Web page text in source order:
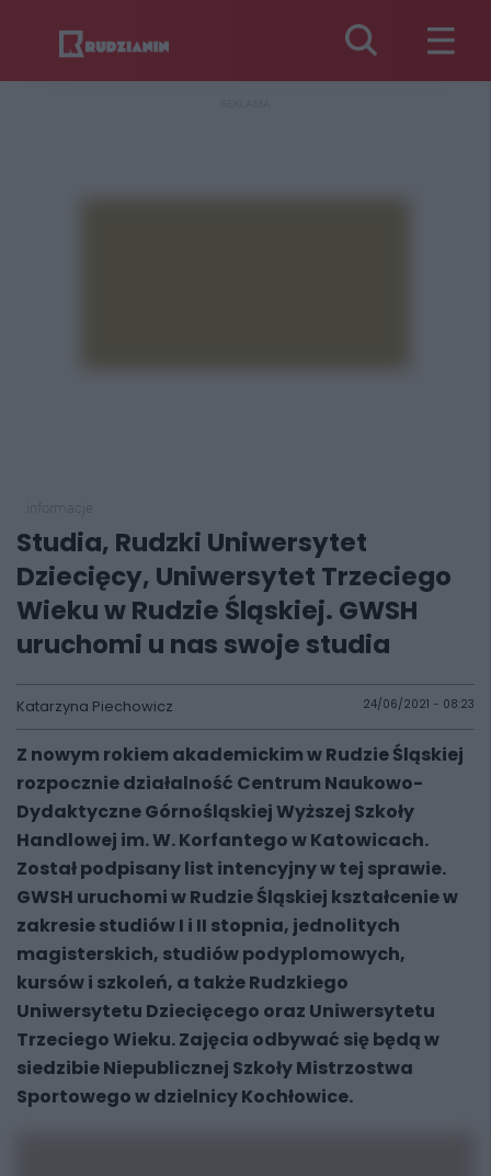
Studia, Rudzki Uniwersytet
Dziecięcy, Uniwersytet Trzeciego
Wieku w Rudzie Śląskiej. GWSH
uruchomi u nas swoje studia
Katarzyna Piechowicz 24/06/2021 - 08:23
Z nowym rokiem akademickim w Rudzie Śląskiej
rozpocznie działalność Centrum Naukowo-
Dydaktyczne Górnośląskiej Wyższej Szkoły
Handlowej im. W. Korfantego w Katowicach.
Został podpisany list intencyjny w tej sprawie.
GWSH uruchomi w Rudzie Śląskiej kształcenie w
zakresie studiów I i II stopnia, jednolitych
magisterskich, studiów podyplomowych,
kursów i szkoleń, a także Rudzkiego
Uniwersytetu Dziecięcego oraz Uniwersytetu
Trzeciego Wieku. Zajęcia odbywać się będą w
siedzibie Niepublicznej Szkoły Mistrzostwa
Sportowego w dzielnicy Kochłowice.